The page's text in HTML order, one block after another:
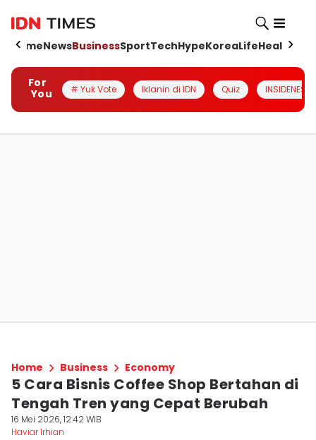
HomeNewsBusinessSportTechHypeKoreaLifeHealth
For
You
# Yuk Vote Iklanin di IDN Quiz INSIDENESIA
Home Business Economy
5 Cara Bisnis Coffee Shop Bertahan di
Tengah Tren yang Cepat Berubah
16 Mei 2026, 12:42 WIB
Haviar Irhian